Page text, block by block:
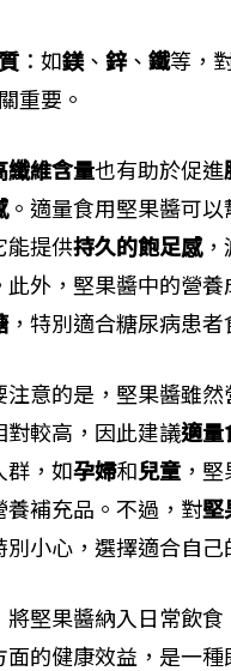
：如鎂 、 鋅、 鐵等，
重要。
纖維含量也有助於促進
。適量食用堅果醬可以
能提供持久的飽足感，
此外，堅果醬中的營養
，特別適合糖尿病患者
意的是，堅果醬雖然
對較高，因此建議適量
群，如孕婦和兒童 ，
養補充品。不過，對堅
小心，選擇適合自己
將堅果醬納入日常飲食
面的健康效益，是一種